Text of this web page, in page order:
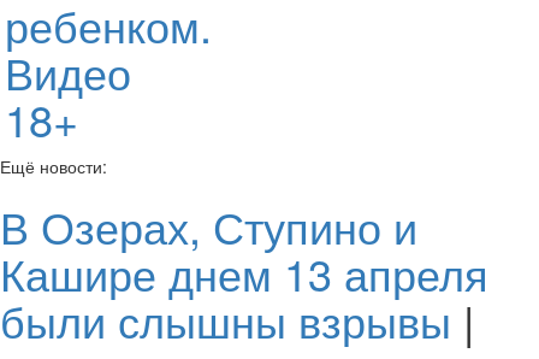
ребенком.
Видео
18+
Ещё новости:
В Озерах, Ступино и
Кашире днем 13 апреля
были слышны взрывы |